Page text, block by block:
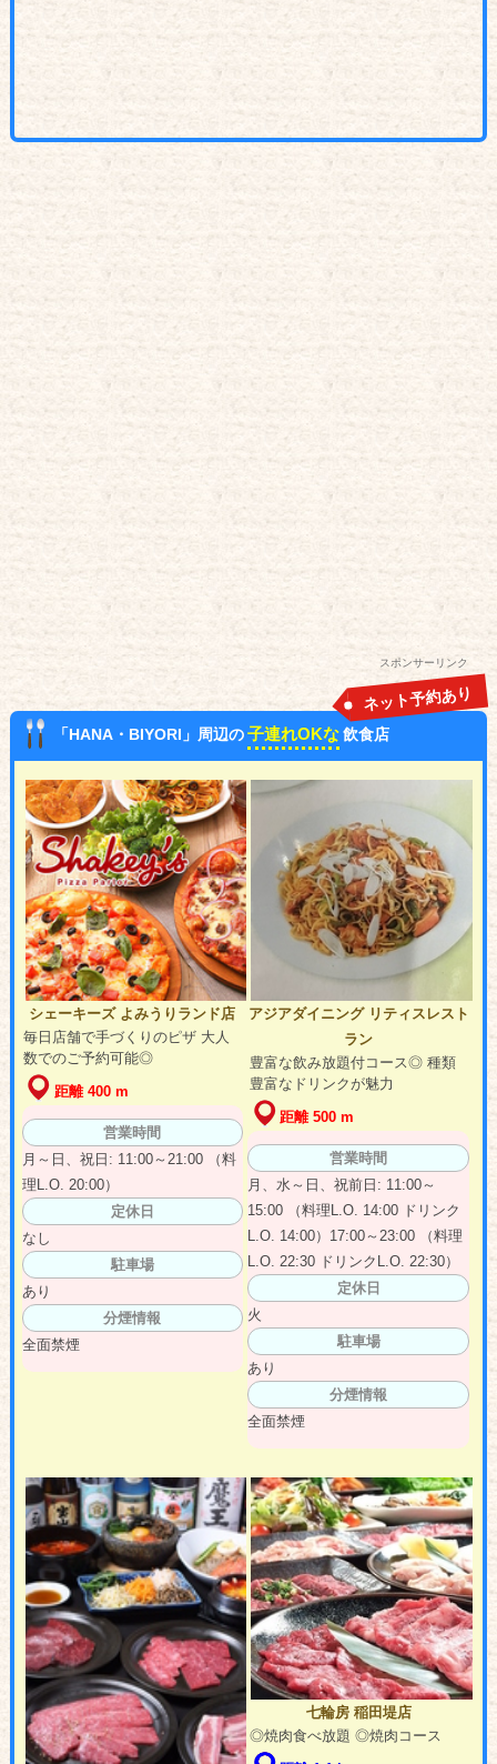
スポンサーリンク
「HANA・BIYORI」周辺の子連れOKな 飲食店
ネット予約あり
シェーキーズ よみうりランド店
毎日店舗で手づくりのピザ 大人
数でのご予約可能◎
距離 400 m
営業時間
月～日、祝日: 11:00～21:00 （料
理L.O. 20:00）
定休日
なし
駐車場
あり
分煙情報
全面禁煙
アジアダイニング リティスレスト
ラン
豊富な飲み放題付コース◎ 種類
豊富なドリンクが魅力
距離 500 m
営業時間
月、水～日、祝前日: 11:00～
15:00 （料理L.O. 14:00 ドリンク
L.O. 14:00）17:00～23:00 （料理
L.O. 22:30 ドリンクL.O. 22:30）
定休日
火
駐車場
あり
分煙情報
全面禁煙
七輪房 稲田堤店
◎焼肉食べ放題 ◎焼肉コース